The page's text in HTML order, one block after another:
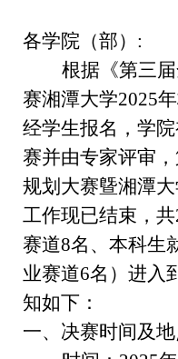
各学院（部） :
根据《第三
赛湘潭大学2025
经学生报名，学
赛并由专家评审
规划大赛曁湘潭
工作现已结束，共
赛道8名、本科生
业赛道6名）进入
知如下：
一、 决赛时间及地